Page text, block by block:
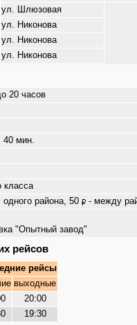
ул. Шлюзовая
ул. Никонова
ул. Никонова
ул. Никонова
20 часов
40 мин.
класса
района, 50 - между
"Опытный завод"
рейсов
рейсы
выходные
20:00
19:30